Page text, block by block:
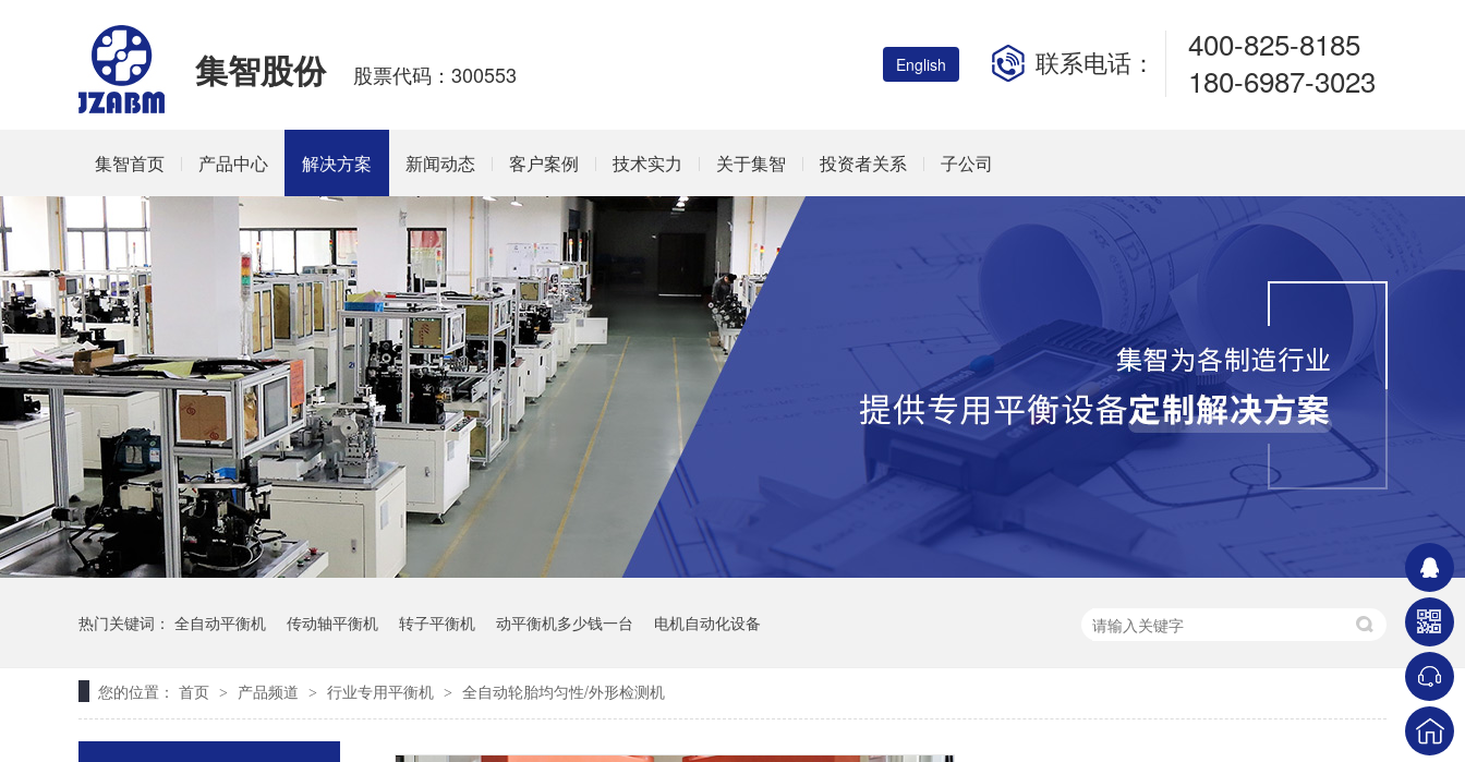
集智股份 股票代码：300553 联系电话：
400-825-8185
180-6987-3023
English
集智首页 产品中心 解决方案 新闻动态 客户案例 技术实力 关于集智 投资者关系 子公司
热门关键词： 全自动平衡机 传动轴平衡机 转子平衡机 动平衡机多少钱一台 电机自动化设备
您的位置： 首页 > 产品频道 > 行业专用平衡机 > 全自动轮胎均匀性/外形检测机